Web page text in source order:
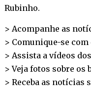
Rubinho.
> Acompanhe as
> Comunique-se
> Assista a vídeos
> Veja fotos sobre os
> Receba as notícias